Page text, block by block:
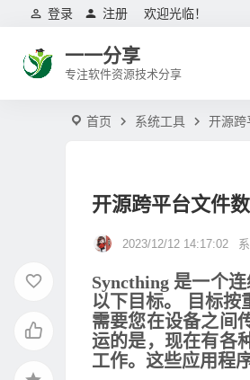
欢迎光临！
登录 注册
一一分享
专注软件资源技术分享
首页 系统工具 开源跨
开源跨平台文件
2023/12/12 14:17:02
Syncthing 是一个
以下目标。 目标按
需要您在设备之间
运的是，现在有各
工作。这些应用程